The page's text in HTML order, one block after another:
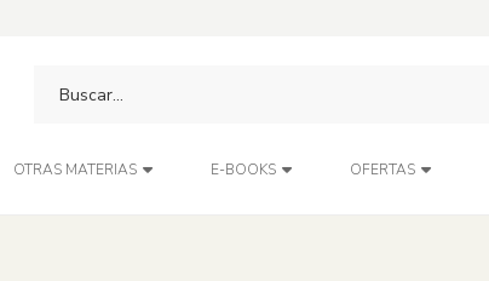
OTRAS MATERIAS E-BOOKS OFERTAS